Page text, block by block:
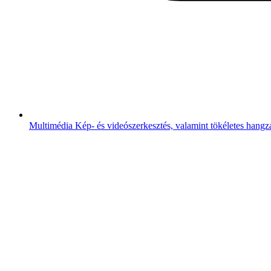
Multimédia Kép- és videószerkesztés, valamint tökéletes